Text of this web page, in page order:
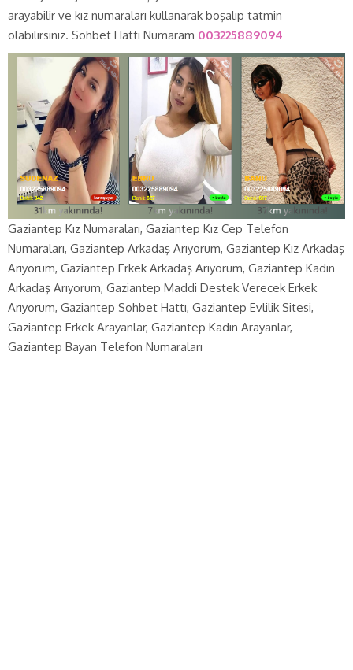
arayabilir ve kız numaraları kullanarak boşalıp tatmin
olabilirsiniz. Sohbet Hattı Numaram 003225889094
Gaziantep Kız Numaraları, Gaziantep Kız Cep Telefon
Numaraları, Gaziantep Arkadaş Arıyorum, Gaziantep Kız Arkadaş
Arıyorum, Gaziantep Erkek Arkadaş Arıyorum, Gaziantep Kadın
Arkadaş Arıyorum, Gaziantep Maddi Destek Verecek Erkek
Arıyorum, Gaziantep Sohbet Hattı, Gaziantep Evlilik Sitesi,
Gaziantep Erkek Arayanlar, Gaziantep Kadın Arayanlar,
Gaziantep Bayan Telefon Numaraları